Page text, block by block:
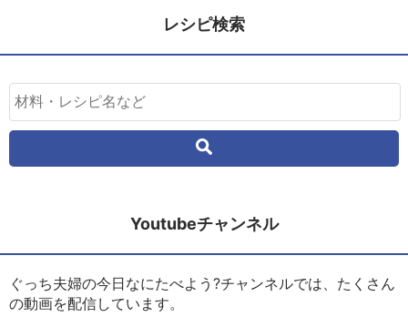
レシピ検索
Youtubeチャンネル
ぐっち夫婦の今日なにたべよう?チャンネルでは、たくさん
の動画を配信しています。